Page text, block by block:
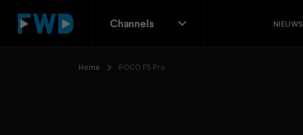
Channels NIEUWS
Home POCO F5 Pro